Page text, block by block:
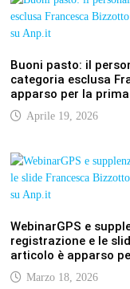
Buoni pasto: il
categoria esclusa
apparso per la
Aprile 19, 2026
WebinarGPS e
registrazione e le
articolo è apparso
Marzo 18, 2026